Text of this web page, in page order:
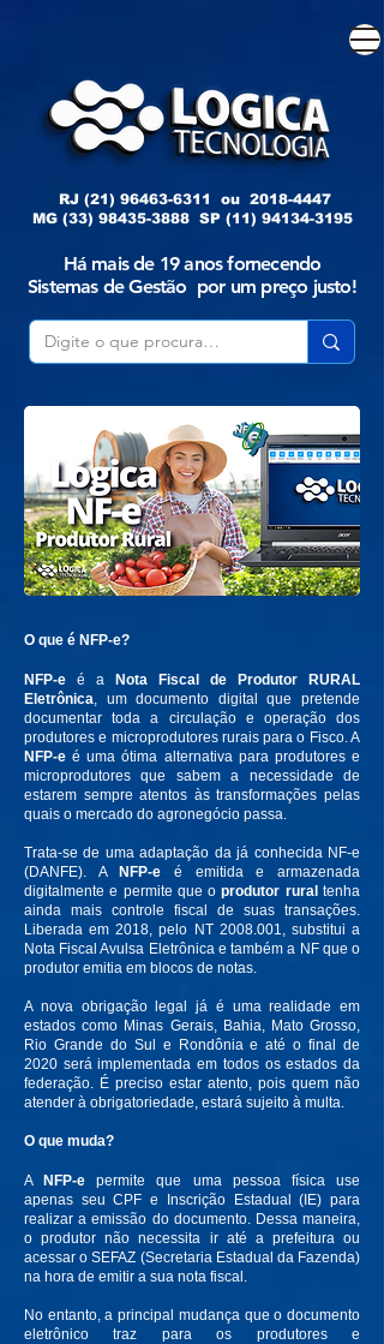
RJ (21) 96463-6311 ou 2018-4447
MG (33) 98435-3888 SP (11) 94134-3195
Há mais de 19 anos fornecendo
Sistemas de Gestão por um preço justo!
O que é NFP-e?
NFP-e é a
Nota Fiscal de Produtor RURAL
Eletrônica, um documento digital que pretende
documentar toda a circulação e operação dos
produtores e microprodutores rurais para o Fisco. A
NFP-e é uma ótima alternativa para produtores e
microprodutores que sabem a necessidade de
estarem sempre atentos às transformações pelas
quais o mercado do agronegócio passa.
Trata-se de uma adaptação da já conhecida NF-e
(DANFE). A
NFP-e é emitida e armazenada
digitalmente e permite que oprodutor rural tenha
ainda mais controle fiscal de suas transações.
Liberada em 2018, pelo NT 2008.001, substitui a
Nota Fiscal Avulsa Eletrônica e também a NF que o
produtor emitia em blocos de notas.
A nova obrigação legal já é uma realidade em
estados como Minas Gerais, Bahia, Mato Grosso,
Rio Grande do Sul e Rondônia e até o final de
2020 será implementada em todos os estados da
federação. É preciso estar atento, pois quem não
atender à obrigatoriedade, estará sujeito à multa.
O que muda?
A NFP-e permite que uma pessoa física use
apenas seu CPF e Inscrição Estadual (IE) para
realizar a emissão do documento. Dessa maneira,
o produtor não necessita ir até a prefeitura ou
acessar o SEFAZ (Secretaria Estadual da Fazenda)
na hora de emitir a sua nota fiscal.
No entanto, a principal mudança que o documento
eletrônico traz para os produtores e